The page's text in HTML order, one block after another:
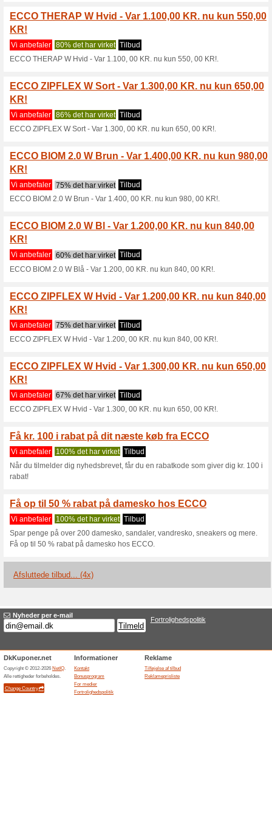
Aktuelle rabatter
10 % rabat
Vi anbefaler 50% det har
TILMELD DIG OG FÅ 10%
med andre rabatkoder eller
ECCO rabatkode: Få
Vi anbefaler
100% det har
Koden gælder når du handler
8 uger fra tilmeldingen.
ECCO vintertilbud:
og -stø
Vi anbefaler 100% det har
ECCO vintertilbud: Snup op
behøver ingen rabatkode.
ECCO ATH-1FM